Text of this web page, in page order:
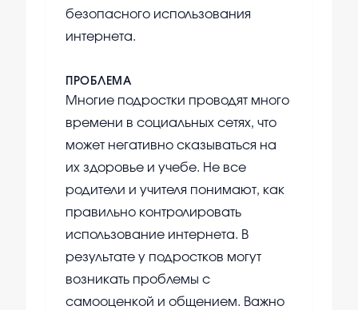
безопасного использования
интернета.
ПРОБЛЕМА
Многие подростки проводят много
времени в социальных сетях, что
может негативно сказываться на
их здоровье и учебе. Не все
родители и учителя понимают, как
правильно контролировать
использование интернета. В
результате у подростков могут
возникать проблемы с
самооценкой и общением. Важно